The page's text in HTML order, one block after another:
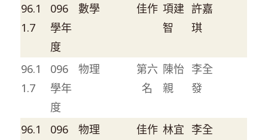
96.1
1.7
096
學年
度
數學 佳作 項建
智
許嘉
琪
96.1
1.7
096
學年
度
物理
第六
名
陳怡
親
李全
發
96.1
096
物理 佳作 林宜 李全